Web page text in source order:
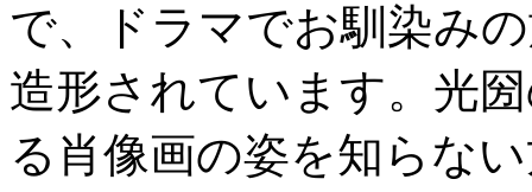
で、ドラマでお馴染み
造形されています。光
る肖像画の姿を知らな